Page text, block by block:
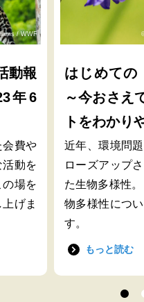
/ WWF
動報
年6
会費や
動を
場を
げま
はじめての
～今おさえ
トをわかり
近年、環境問
ローズアップ
た生物多様性
物多様性につ
す。
もっと読む